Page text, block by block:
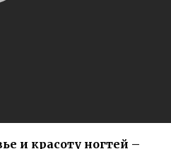
и красоту ногтей –